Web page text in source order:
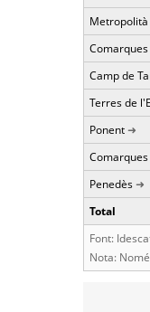
Metropolità
Camp de
Terres de
Ponent
Penedès
Total
Font:
Nota: